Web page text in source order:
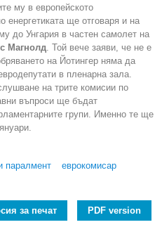
му в европейското
ще отговаря и на
до Унгария в частен самолет на
Магнолд . Той вече заяви, че не е
на Йотингер няма да
в пленарна зала.
на трите комисии по
въпроси ще бъдат
групи. Именно те ще
паралмент
еврокомисар
за печат PDF version